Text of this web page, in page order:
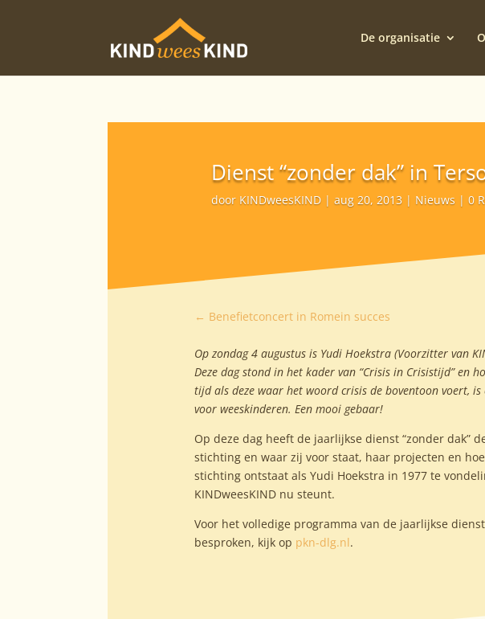
De organisatie
Dienst “zonder dak” in
door KINDweesKIND aug 20, 2013 Nieuws 0
← Benefietconcert in Romein succes
Op zondag 4 augustus is Yudi Hoekstra (Voorzitter van
Deze dag stond in het kader van “Crisis in Crisistijd” en
tijd als deze waar het woord crisis de boventoon voert,
voor weeskinderen. Een mooi gebaar!
Op deze dag heeft de jaarlijkse dienst “zonder dak”
stichting en waar zij voor staat, haar projecten en
stichting ontstaat als Yudi Hoekstra in 1977 te
KINDweesKIND nu steunt.
Voor het volledige programma van de jaarlijkse
besproken, kijk op pkn-dlg.nl.